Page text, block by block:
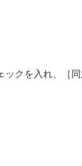
クを入れ、［